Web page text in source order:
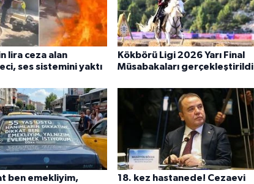
lira ceza alan
ses sistemini yaktı
Kökbörü Ligi 2026 Yarı Final
Müsabakaları gerçekleştirildi
ben emekliyim,
18. kez hastanede! Cezaevi